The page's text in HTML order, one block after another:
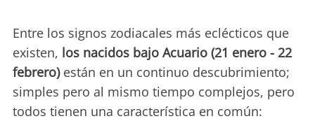
Entre los signos zodiacales más eclécticos que
existen, los nacidos bajo Acuario (21 enero - 22
febrero) están en un continuo descubrimiento;
simples pero al mismo tiempo complejos, pero
todos tienen una característica en común: